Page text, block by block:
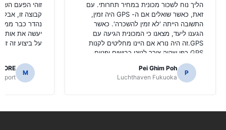
הליך נוח לשכור מכונית במחיר תחרותי. עם
זאת, כאשר שואלים אם ה- GPS היה זמין,
התשובה הייתה 'לא זמין להשכרה'. כאשר
הגענו ליעד, מצאנו כי המכונית הגיעה עם
GPS.זה היה נורא אם היינו מחליטים לקנות
GPS כפי שהיה צורך לנווט כבישים יפניים.
P
Pei Ghim Poh
Luchthaven Fukuoka
זוהי הפעם
קבוצה זו, אבל
נהדר כבר
יעשה את אותו
על ביצוע זה
M